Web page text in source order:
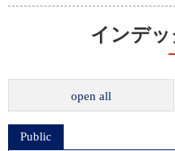
インデ
open all
Public